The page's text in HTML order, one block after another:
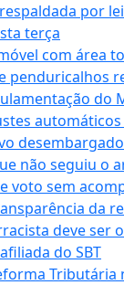
por
terça
com área
penduricalhos
do
não seguiu o
voto sem
da
deve ser
do SBT